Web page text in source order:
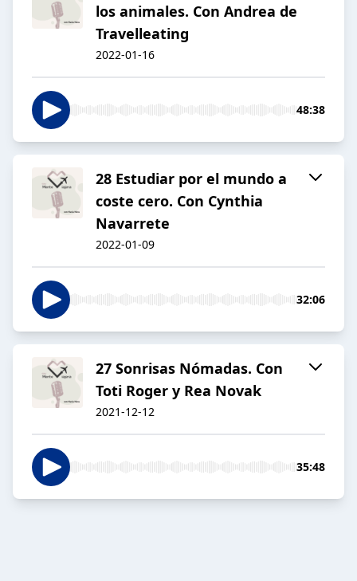
los animales. Con Andrea de
Travelleating
2022-01-16
48:38
28 Estudiar por el mundo a
coste cero. Con Cynthia
Navarrete
2022-01-09
32:06
27 Sonrisas Nómadas. Con
Toti Roger y Rea Novak
2021-12-12
35:48